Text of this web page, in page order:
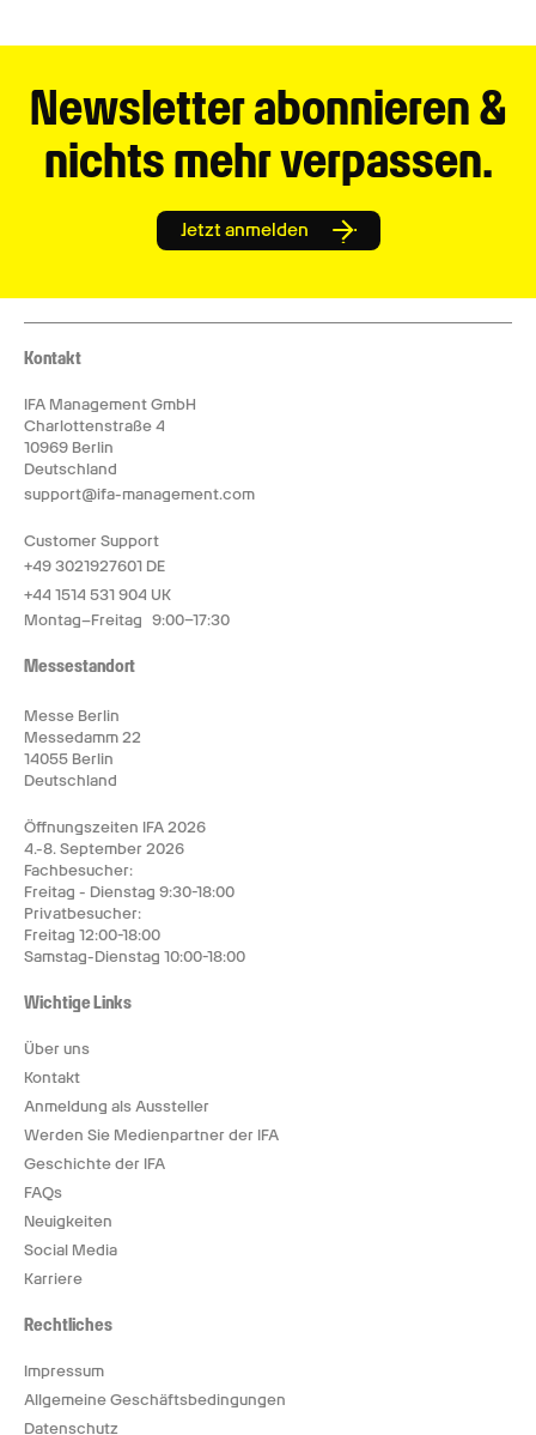
Newsletter abonnieren &
nichts mehr verpassen.
Jetzt anmelden
Kontakt
IFA Management GmbH
Charlottenstraße 4
10969 Berlin
Deutschland
support@ifa-management.com
Customer Support
+49 3021927601 DE
+44 1514 531 904 UK
Montag–Freitag 9:00–17:30
Messestandort
Messe Berlin
Messedamm 22
14055 Berlin
Deutschland
Öffnungszeiten IFA 2026
4.-8. September 2026
Fachbesucher:
Freitag - Dienstag 9:30-18:00
Privatbesucher:
Freitag 12:00-18:00
Samstag-Dienstag 10:00-18:00
Wichtige Links
Über uns
Kontakt
Anmeldung als Aussteller
Werden Sie Medienpartner der IFA
Geschichte der IFA
FAQs
Neuigkeiten
Social Media
Karriere
Rechtliches
Impressum
Allgemeine Geschäftsbedingungen
Datenschutz